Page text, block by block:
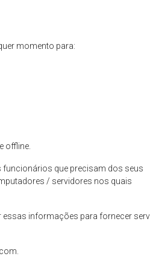
momento para:
offline.
que precisam dos seus
/ servidores nos quais
essas informações para fornecer